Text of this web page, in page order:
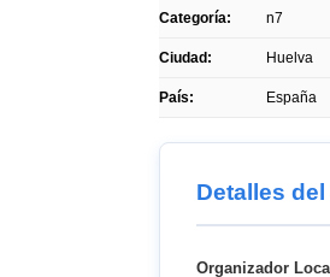
Categoría: n7
Ciudad: Huelva
País: España
Detalles
Organizador